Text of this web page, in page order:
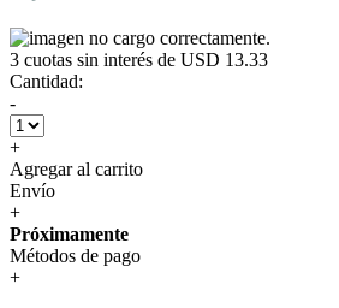
3 cuotas sin interés de USD 13.33
Cantidad:
-
+
Agregar al carrito
Envío
+
Próximamente
Métodos de pago
+